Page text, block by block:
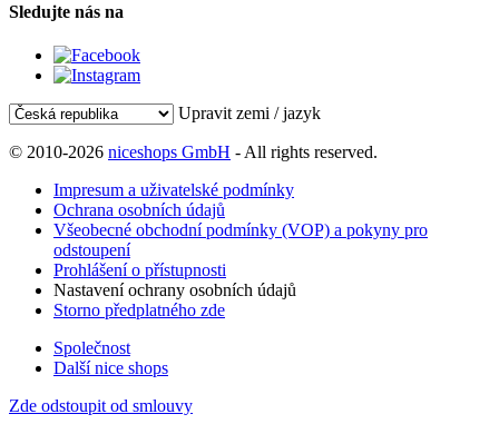
Sledujte nás na
Upravit zemi / jazyk
© 2010-2026 niceshops GmbH - All rights reserved.
Impresum a uživatelské podmínky
Ochrana osobních údajů
Všeobecné obchodní podmínky (VOP) a pokyny pro
odstoupení
Prohlášení o přístupnosti
Nastavení ochrany osobních údajů
Storno předplatného zde
Společnost
Další nice shops
Zde odstoupit od smlouvy